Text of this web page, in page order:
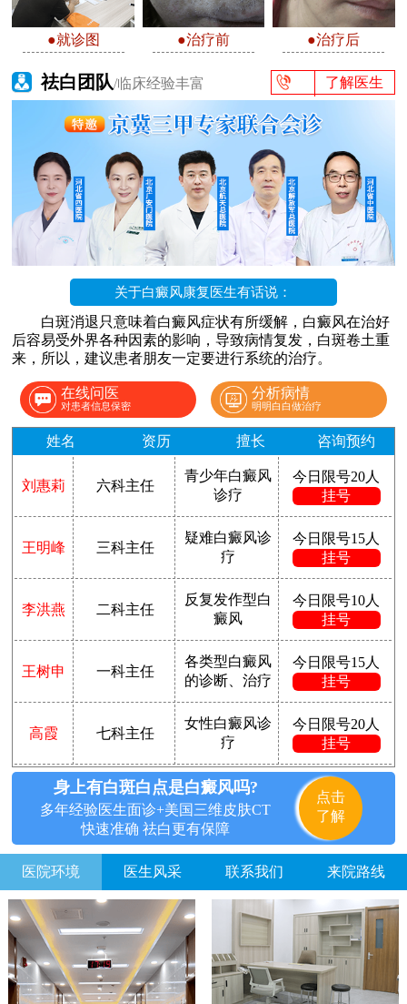
●就诊图 ●治疗前 ●治疗后
祛白团队/临床经验丰富 了解医生
关于白癜风康复医生有话说：
白斑消退只意味着白癜风症状有所缓解，白癜风在治好
后容易受外界各种因素的影响，导致病情复发，白斑卷土重
来，所以，建议患者朋友一定要进行系统的治疗。
在线问医
对患者信息保密
分析病情
明明白白做治疗
姓名 资历 擅长 咨询预约
刘惠莉 六科主任
青少年白癜风
诊疗
今日限号20人
挂号
王明峰 三科主任
疑难白癜风诊
疗
今日限号15人
挂号
李洪燕 二科主任
反复发作型白
癜风
今日限号10人
挂号
王树申 一科主任
各类型白癜风
的诊断、治疗
今日限号15人
挂号
高霞 七科主任
女性白癜风诊
疗
今日限号20人
挂号
身上有白斑白点是白癜风吗?
多年经验医生面诊+美国三维皮肤CT
快速准确 祛白更有保障
点击
了解
医院环境 医生风采 联系我们 来院路线